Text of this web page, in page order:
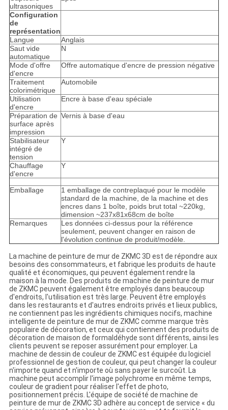
ultrasoniques
Configuration
de
représentation
Langue
Anglais
Saut vide
automatique
N
Mode d'offre
d'encre
Offre automatique d'encre de pression négative
Traitement
colorimétrique
Automobile
Utilisation
d'encre
Encre à base d'eau spéciale
Préparation de
surface après
impression
Vernis à base d'eau
Stabilisateur
intégré de
tension
Y
Chauffage
d'encre
Y
Emballage
1 emballage de contreplaqué pour le modèle
standard de la machine, de la machine et des
encres dans 1 boîte, poids brut total ~220kg,
dimension ~237x81x68cm de boîte
Remarques
Les données ci-dessus pour la référence
seulement, peuvent changer en raison de
l'évolution continue de produit/modèle.
La machine de peinture de mur de ZKMC 3D est de répondre aux
besoins des consommateurs, et fabrique les produits de haute
qualité et économiques, qui peuvent également rendre la
maison à la mode. Des produits de machine de peinture de mur
de ZKMC peuvent également être employés dans beaucoup
d'endroits, l'utilisation est très large. Peuvent être employés
dans les restaurants et d'autres endroits privés et lieux publics,
ne contiennent pas les ingrédients chimiques nocifs, machine
intelligente de peinture de mur de ZKMC comme marque très
populaire de décoration, et ceux qui contiennent des produits de
décoration de maison de formaldéhyde sont différents, ainsi les
clients peuvent se reposer assurément pour employer. La
machine de dessin de couleur de ZKMC est équipée du logiciel
professionnel de gestion de couleur, qui peut changer la couleur
n'importe quand et n'importe où sans payer le surcoût. La
machine peut accomplir l'image polychrome en même temps,
couleur de gradient pour réaliser l'effet de photo,
positionnement précis. L'équipe de société de machine de
peinture de mur de ZKMC 3D adhère au concept de service « du